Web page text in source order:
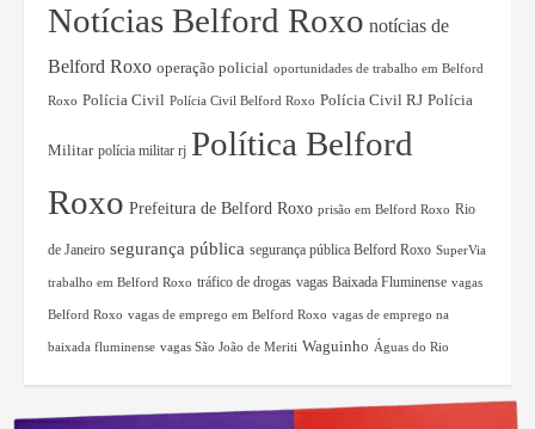
Notícias Belford Roxo notícias de
Belford Roxo operação policial oportunidades de trabalho em Belford
Roxo Polícia Civil Polícia Civil Belford Roxo Polícia Civil RJ Polícia
Militar polícia militar rj Política Belford
Roxo Prefeitura de Belford Roxo prisão em Belford Roxo Rio
de Janeiro segurança pública segurança pública Belford Roxo SuperVia
trabalho em Belford Roxo tráfico de drogas vagas Baixada Fluminense vagas
Belford Roxo vagas de emprego em Belford Roxo vagas de emprego na
baixada fluminense vagas São João de Meriti Waguinho Águas do Rio